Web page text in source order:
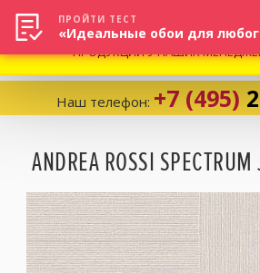
Корзина:0
Избранное:0
Наш телефон: +7 (495)
ANDREA ROSSI
ВНИМАНИЕ! В СВЯЗИ С СИТУАЦИЕЙ НА
УТОЧНЯТЬ АКТУАЛЬНУЮ СТОИМОСТЬ
ПРОДУКЦИИ У НАШИХ
ПРОЙТИ ТЕСТ